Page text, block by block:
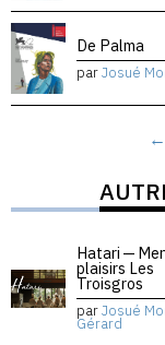
De Palma
parJosué
←
Hatari —
plaisirs Les
Troisgros
parJosué
Gérard